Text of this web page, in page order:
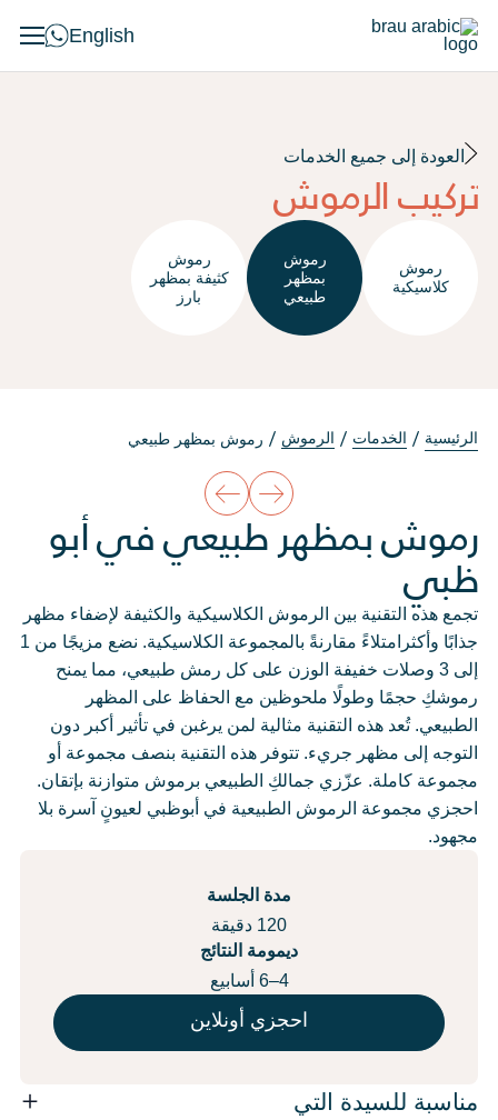
English
العودة إلى جميع الخدمات
تركيب الرموش
رموش
كلاسيكية
رموش
بمظهر
طبيعي
رموش
كثيفة بمظهر
بارز
الرئيسية الخدمات الرموش رموش بمظهر طبيعي
رموش بمظهر طبيعي في أبو
ظبي
تجمع هذه التقنية بين الرموش الكلاسيكية والكثيفة لإضفاء مظهر
جذابًا وأكثرامتلاءً مقارنةً بالمجموعة الكلاسيكية. نضع مزيجًا من 1
إلى 3 وصلات خفيفة الوزن على كل رمش طبيعي، مما يمنح
رموشكِ حجمًا وطولًا ملحوظين مع الحفاظ على المظهر
الطبيعي. تُعد هذه التقنية مثالية لمن يرغبن في تأثير أكبر دون
التوجه إلى مظهر جريء. تتوفر هذه التقنية بنصف مجموعة أو
مجموعة كاملة. عزّزي جمالكِ الطبيعي برموش متوازنة بإتقان.
احجزي مجموعة الرموش الطبيعية في أبوظبي لعيونٍ آسرة بلا
مجهود.
مدة الجلسة
120 دقيقة
ديمومة النتائج
4–6 أسابيع
احجزي أونلاين
مناسبة للسيدة التي